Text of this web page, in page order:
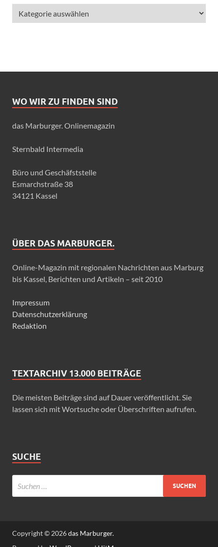
WO WIR ZU FINDEN SIND
das Marburger. Onlinemagazin
Sternbald Intermedia
Büro und Geschäfststelle
Esmarchstraße 38
34121 Kassel
ÜBER DAS MARBURGER.
Online-Magazin mit regionalen Nachrichten aus Marburg
bis Kassel, Berichten und Artikeln – seit 2010
Impressum
Datenschutzerklärung
Redaktion
TEXTARCHIV 13.000 BEITRÄGE
Die meisten Beiträge sind auf Dauer veröffentlicht. Sie
lassen sich mit Wortsuche oder Überschriften aufrufen.
SUCHE
Copyright © 2026das Marburger.